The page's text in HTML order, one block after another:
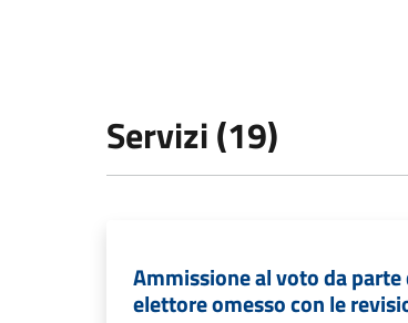
Servizi (19)
Ammissione al voto da parte
elettore omesso con le